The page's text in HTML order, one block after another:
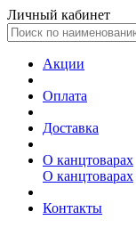
Личный кабинет
Акции
Оплата
Доставка
О канцтоварах
О канцтоварах
Контакты